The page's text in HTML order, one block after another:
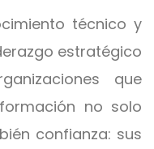
técnico y
estratégico
que
no solo
confianza: sus